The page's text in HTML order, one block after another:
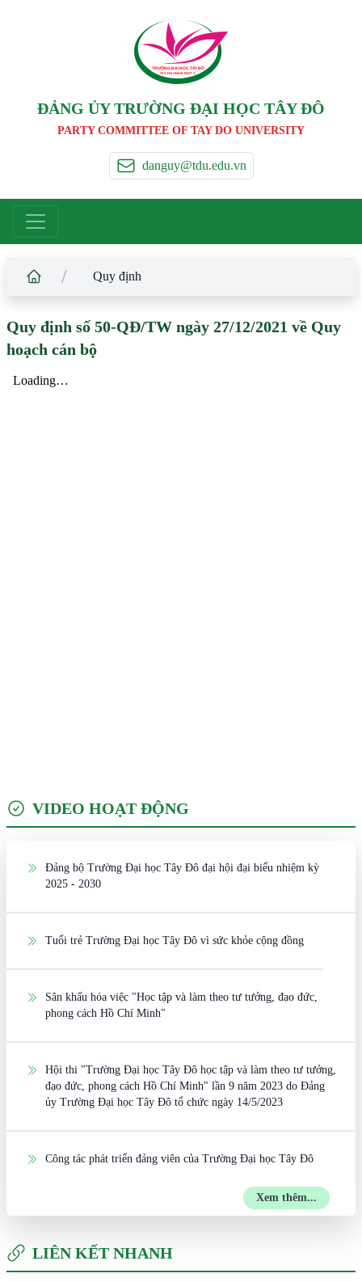
TRƯỜNG ĐẠI HỌC TÂY ĐÔ
TAY DO UNIVERSIT Y
ĐẢNG ỦY TRƯỜNG ĐẠI HỌC TÂY ĐÔ
PARTY COMMITTEE OF TAY DO UNIVERSITY
danguy@tdu.edu.vn
/ Quy định
Quy định số 50-QĐ/TW ngày 27/12/2021 về Quy
hoạch cán bộ
VIDEO HOẠT ĐỘNG
Đảng bộ Trường Đại học Tây Đô đại hội đại biểu nhiệm kỳ
2025 - 2030
Tuổi trẻ Trường Đại học Tây Đô vì sức khỏe cộng đồng
Sân khấu hóa việc "Học tập và làm theo tư tưởng, đạo đức,
phong cách Hồ Chí Minh"
Hội thi "Trường Đại học Tây Đô học tập và làm theo tư tưởng,
đạo đức, phong cách Hồ Chí Minh" lần 9 năm 2023 do Đảng
ủy Trường Đại học Tây Đô tổ chức ngày 14/5/2023
Công tác phát triển đảng viên của Trường Đại học Tây Đô
Xem thêm...
LIÊN KẾT NHANH